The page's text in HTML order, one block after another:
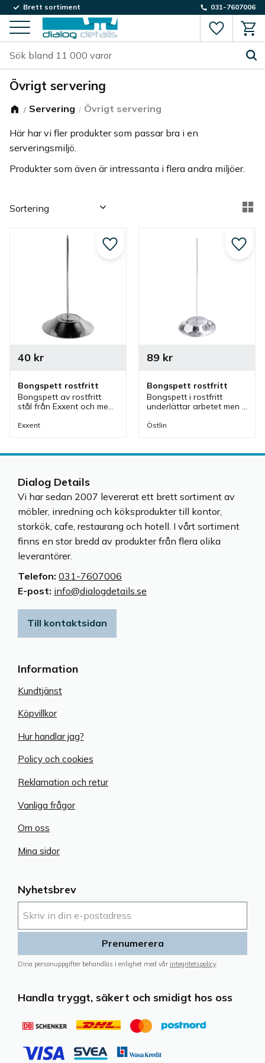
Meny
Brett sortiment 031-7607006
Övrigt servering
Servering Övrigt servering
Här har vi fler produkter som passar bra i en
serveringsmiljö.
Produkter som även är intressanta i flera andra miljöer.
Välj sortering
Bongspett rostfritt
Bongspett av rostfritt
stål från Exxent och med
man arbetet men även
40kr
Exxent
Lägg till i favoriter
Bongspett rostfritt
Bongspett i rostfritt
underlättar arbetet men
organisera
eller i baren.
89kr
Östlin
Lägg
Nyhetsbrev
Prenumerera
Dina personuppgifter behandlas i enlighet med vår integritetspolicy.
Handla tryggt, säkert och smidigt hos oss
Information
Kundtjänst
Köpvillkor
Hur handlar jag?
Policy och cookies
Reklamation och retur
Vanliga frågor
Om oss
Mina sidor
Dialog Details
Vi har sedan 2007 levererat ett brett sortiment av
möbler, inredning och köksprodukter till kontor,
storkök, cafe, restaurang och hotell. I vårt sortiment
finns en stor bredd av produkter från flera olika
leverantörer.
Telefon: 031-7607006
E-post: info@dialogdetails.se
Till kontaktsidan